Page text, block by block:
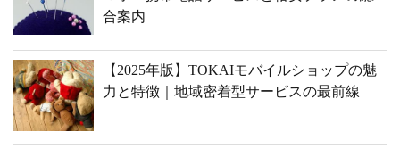
合案内
【2025年版】TOKAIモバイルショップの魅
力と特徴｜地域密着型サービスの最前線